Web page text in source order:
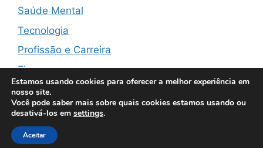
Saúde Mental
Tecnologia
Profissão e Carreira
Finanças
© 2026 Vibemonster
Estamos usando cookies para oferecer a melhor experiência em
nosso site.
Você pode saber mais sobre quais cookies estamos usando ou
desativá-los em settings.
Aceitar